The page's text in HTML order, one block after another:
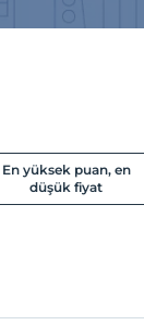
En yüksek puan, en
düşük fiyat